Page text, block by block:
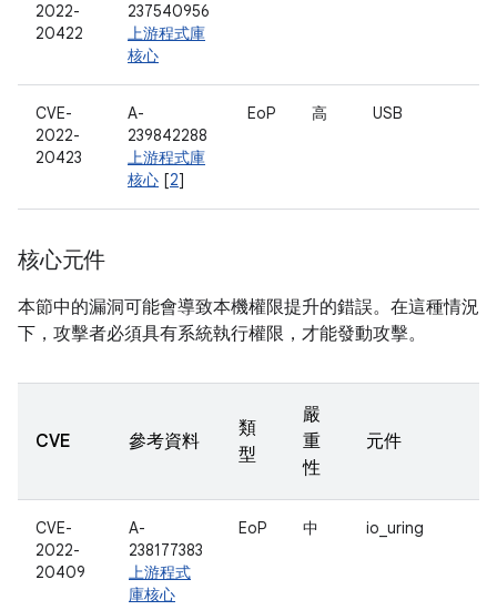
2022-
20422
237540956
上游程式庫
核心
CVE-
2022-
20423
A-
239842288
上游程式庫
核心 [2]
EoP 高 USB
核心元件
本節中的漏洞可能會導致本機權限提升的錯誤。在這種情況
下，攻擊者必須具有系統執行權限，才能發動攻擊。
CVE 參考資料
類
型
嚴
重
性
元件
CVE-
2022-
20409
A-
238177383
上游程式
庫核心
EoP 中 io_uring